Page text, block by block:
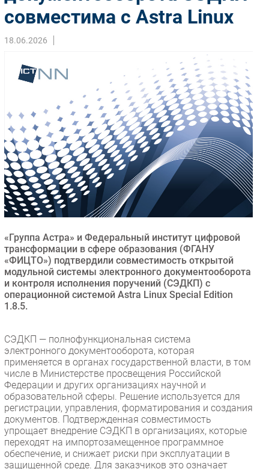
Интернет
Фиксированная связь
Интеграция
Рынок ПК
Торговые сети
Оборудование
ПО
Outsourcing
Кадры
Регулирование
Финансы
Безопасность
Инновации
CIO/Управление ИТ
Гаджеты
РАЗДЕЛЫ
Новости
Аналитика
Интервью
Мероприятия
Проекты
IT класс
совместима с Astra Linux
18.06.2026
«Группа Астра» и Федеральный институт цифровой
трансформации в сфере образования (ФГАНУ
«ФИЦТО») подтвердили совместимость открытой
модульной системы электронного документооборота
и контроля исполнения поручений (СЭДКП) с
операционной системой Astra Linux Special Edition
1.8.5.
СЭДКП — полнофункциональная система
электронного документооборота, которая
применяется в органах государственной власти, в том
числе в Министерстве просвещения Российской
Федерации и других организациях научной и
образовательной сферы. Решение используется для
регистрации, управления, форматирования и создания
документов. Подтвержденная совместимость
упрощает внедрение СЭДКП в организациях, которые
переходят на импортозамещенное программное
обеспечение, и снижает риски при эксплуатации в
защищенной среде. Для заказчиков это означает